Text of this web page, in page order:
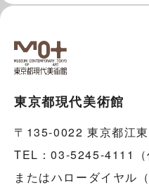
東京都現代美術館
〒135-0022 東京都江
TEL：03-5245-4111（
またはハローダイヤル